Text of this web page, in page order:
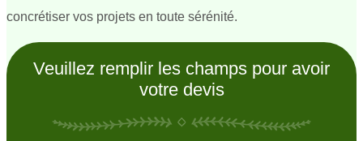
concrétiser vos projets en toute sérénité.
Veuillez remplir les champs pour avoir
votre devis